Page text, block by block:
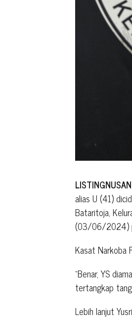
alias U (41)
Bataritoja,
(03/06/2024)
Kasat Narkoba
“Benar, YS
tertangkap
Lebih lanjut